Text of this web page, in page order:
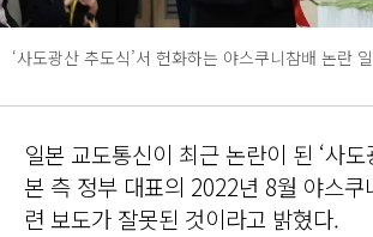
‘사도광산 추도식’서 헌화하는 야스쿠니참배 논란
일본 교도통신이 최근 논란이 된 ‘사도
본 측 정부 대표의 2022년 8월 야스쿠
련 보도가 잘못된 것이라고 밝혔다.